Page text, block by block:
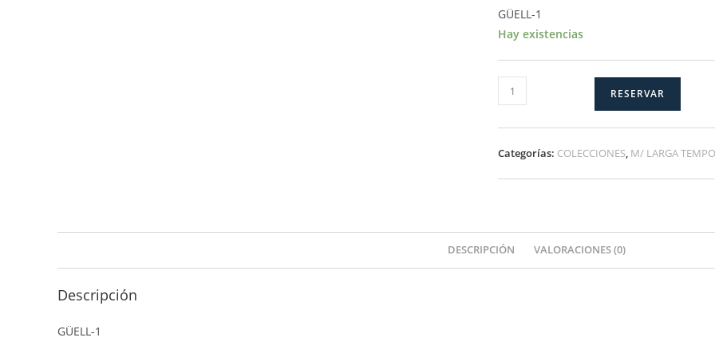
GÜELL-1
Hay existencias
GÜELL-
1
cantidad
RESERVAR
Categorías: COLECCIONES, M/ LARGA
DESCRIPCIÓN VALORACIONES (0)
Descripción
GÜELL-1